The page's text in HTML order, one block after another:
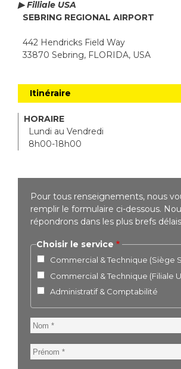
▶ Filliale USA
SEBRING REGIONAL AIRPORT
442 Hendricks Field Way
33870 Sebring, FLORIDA, USA
Itinéraire
HORAIRE
Lundi au Vendredi
8h00-18h00
Pour tous renseignements, nous
remplir le formulaire ci-dessous.
répondrons dans les plus brefs
Choisir le service
Commercial & Technique (Siège
Commercial & Technique (Filiale
Administratif & Comptabilité
Nom
Prénom